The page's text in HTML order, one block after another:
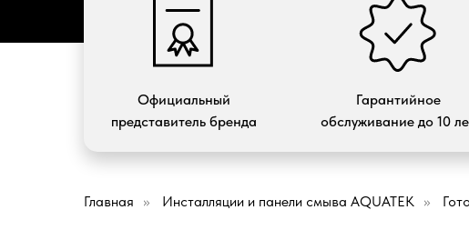
Официальный
представитель бренда
Гарантийное
обслуживание до 10
Главная » Инсталляции и панели смыва AQUATEK »